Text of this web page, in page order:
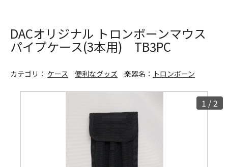
DACオリジナル トロンボーンマウス
パイプケース(3本用) TB3PC
カテゴリ： ケース 便利なグッズ 楽器名： トロンボーン
1 /2